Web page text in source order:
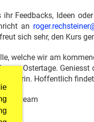
ihr Feedbacks, Ideen
an
sich sehr, den Kurs
welche wir am
Ostertage.
drin. Hoffentlich
Leiterteam